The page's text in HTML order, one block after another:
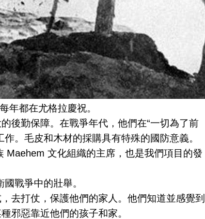
年都在尤格拉慶祝。
後勤保障。在戰爭年代，他們在“一切為了前
。毛皮和木材的採購具有特殊的國防意義。
Maehem 文化組織的主席，也是我們項目的發
戰爭中的壯舉。
去打仗，保護他們的家人。他們知道並感覺到
邪惡靠近他們的孩子和家。